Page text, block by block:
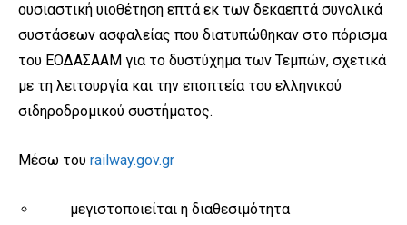
ουσιαστική υιοθέτηση επτά εκ των δεκαεπτά συνολικά
συστάσεων ασφαλείας που διατυπώθηκαν στο πόρισμα
του ΕΟΔΑΣΑΑΜ για το δυστύχημα των Τεμπών, σχετικά
με τη λειτουργία και την εποπτεία του ελληνικού
σιδηροδρομικού συστήματος.
Μέσω του railway.gov.gr
μεγιστοποιείται η διαθεσιμότητα